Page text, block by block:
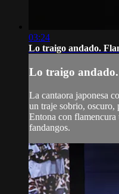
03:24
Lo traigo andado.
Lo traigo andado.
La cantaora japonesa
un traje sobrio, oscuro,
Entona con
fandangos.